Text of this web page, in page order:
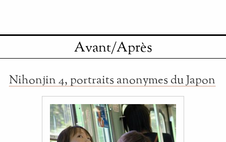
Avant/Après
Nihonjin 4, portraits anonymes du Japon